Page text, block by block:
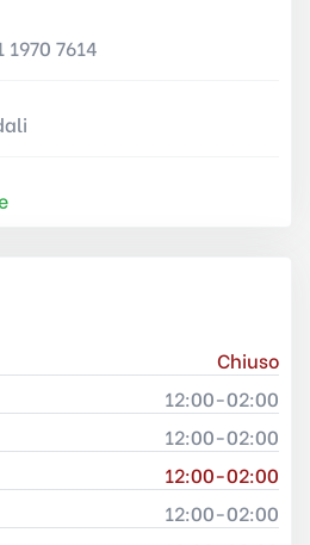
1970 7614
Chiuso
12:00-02:00
12:00-02:00
12:00-02:00
12:00-02:00